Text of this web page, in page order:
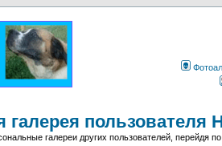
галерея пользователя
галереи других пользователей, перейдя